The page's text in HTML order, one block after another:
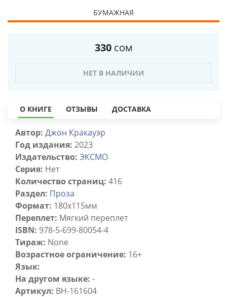
БУМАЖНАЯ
330 сом
НЕТ В НАЛИЧИИ
О КНИГЕ ОТЗЫВЫ ДОСТАВКА
Автор: Джон Кракауэр
Год издания: 2023
Издательство: ЭКСМО
Серия: Нет
Количество страниц: 416
Раздел: Проза
Формат: 180х115мм
Переплет: Мягкий переплет
ISBN: 978-5-699-80054-4
Тираж: None
Возрастное ограничение: 16+
Язык:
На другом языке: -
Артикул: BH-161604